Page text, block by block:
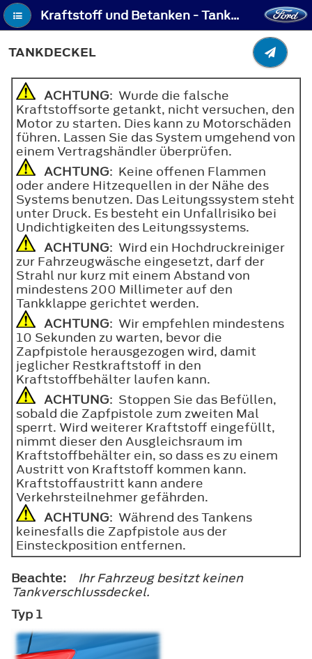
Kraftstoff und Betanken - Tankdeckel
TANKDECKEL
ACHTUNG: Wurde die falsche
Kraftstoffsorte getankt, nicht versuchen, den
Motor zu starten. Dies kann zu Motorschäden
führen. Lassen Sie das System umgehend von
einem Vertragshändler überprüfen.
ACHTUNG: Keine offenen Flammen
oder andere Hitzequellen in der Nähe des
Systems benutzen. Das Leitungssystem steht
unter Druck. Es besteht ein Unfallrisiko bei
Undichtigkeiten des Leitungssystems.
ACHTUNG: Wird ein Hochdruckreiniger
zur Fahrzeugwäsche eingesetzt, darf der
Strahl nur kurz mit einem Abstand von
mindestens 200 Millimeter auf den
Tankklappe gerichtet werden.
ACHTUNG: Wir empfehlen mindestens
10 Sekunden zu warten, bevor die
Zapfpistole herausgezogen wird, damit
jeglicher Restkraftstoff in den
Kraftstoffbehälter laufen kann.
ACHTUNG: Stoppen Sie das Befüllen,
sobald die Zapfpistole zum zweiten Mal
sperrt. Wird weiterer Kraftstoff eingefüllt,
nimmt dieser den Ausgleichsraum im
Kraftstoffbehälter ein, so dass es zu einem
Austritt von Kraftstoff kommen kann.
Kraftstoffaustritt kann andere
Verkehrsteilnehmer gefährden.
ACHTUNG: Während des Tankens
keinesfalls die Zapfpistole aus der
Einsteckposition entfernen.
Beachte:
Ihr Fahrzeug besitzt keinen
Tankverschlussdeckel.
Typ 1